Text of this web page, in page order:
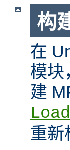
构
在
模块
建
重新